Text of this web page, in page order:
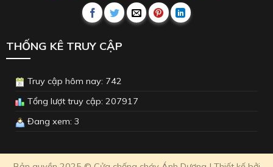
THỐNG KÊ TRUY CẬP
Truy cập hôm nay: 742
Tổng lượt truy cập: 207917
Đang xem: 3